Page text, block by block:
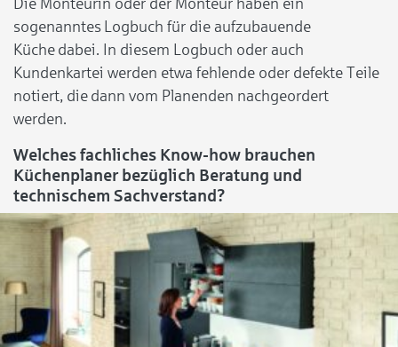
sogenanntes Logbuch für die aufzubauende
Küche dabei. In diesem Logbuch oder auch
Kundenkartei werden etwa fehlende oder defekte Teile
notiert, die dann vom Planenden nachgeordert
werden.
Welches fachliches Know-how brauchen
Küchenplaner bezüglich Beratung und
technischem Sachverstand?